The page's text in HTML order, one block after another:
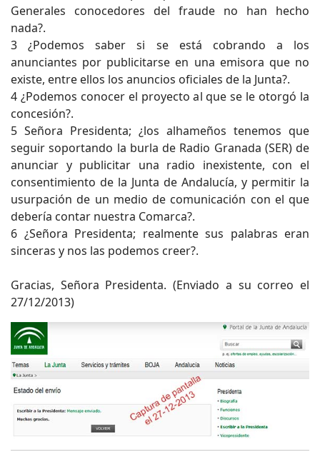
Generales conocedores del fraude no han hecho
nada?.
3 ¿Podemos saber si se está cobrando a los
anunciantes por publicitarse en una emisora que no
existe, entre ellos los anuncios oficiales de la Junta?.
4 ¿Podemos conocer el proyecto al que se le otorgó la
concesión?.
5 Señora Presidenta; ¿los alhameños tenemos que
seguir soportando la burla de Radio Granada (SER) de
anunciar y publicitar una radio inexistente, con el
consentimiento de la Junta de Andalucía, y permitir la
usurpación de un medio de comunicación con el que
debería contar nuestra Comarca?.
6 ¿Señora Presidenta; realmente sus palabras eran
sinceras y nos las podemos creer?.
Gracias, Señora Presidenta. (Enviado a su correo el
27/12/2013)